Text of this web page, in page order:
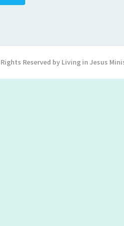
Reserved by Living in Jesus